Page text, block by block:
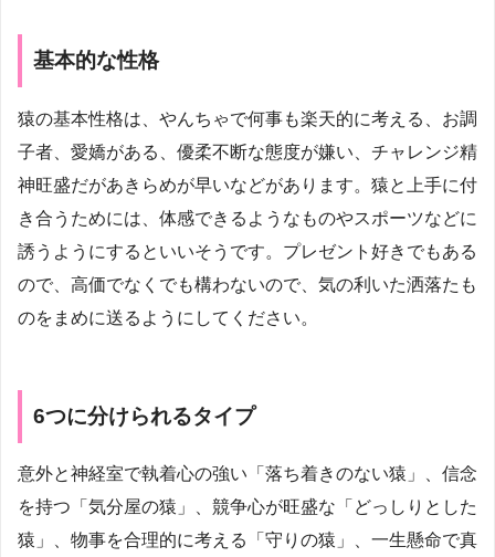
基本的な性格
猿の基本性格は、やんちゃで何事も楽天的に考える、お調
子者、愛嬌がある、優柔不断な態度が嫌い、チャレンジ精
神旺盛だがあきらめが早いなどがあります。猿と上手に付
き合うためには、体感できるようなものやスポーツなどに
誘うようにするといいそうです。プレゼント好きでもある
ので、高価でなくでも構わないので、気の利いた洒落たも
のをまめに送るようにしてください。
6つに分けられるタイプ
意外と神経室で執着心の強い「落ち着きのない猿」、信念
を持つ「気分屋の猿」、競争心が旺盛な「どっしりとした
猿」、物事を合理的に考える「守りの猿」、一生懸命で真